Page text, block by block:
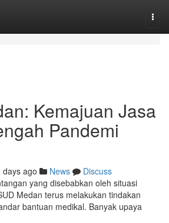
Kemajuan Jasa
Pandemi
days ago News
Discuss
yang disebabkan oleh situasi
Medan terus melakukan tindakan
bantuan medikal. Banyak upaya